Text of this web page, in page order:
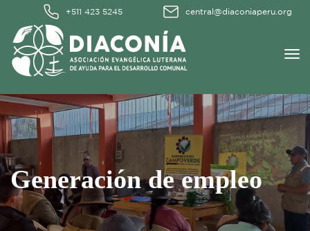
+511 423 5245 central@diaconiaperu.org
Generación de empleo